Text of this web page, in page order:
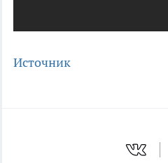
Источник